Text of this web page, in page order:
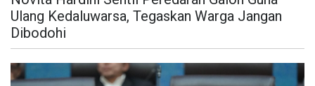
Ulang Kedaluwarsa, Tegaskan Warga Jangan
Dibodohi